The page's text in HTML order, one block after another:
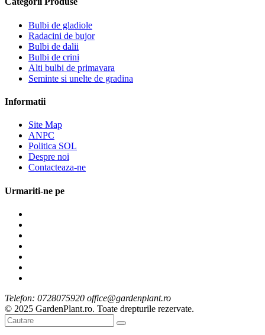
Bulbi de gladiole
Radacini de bujor
Bulbi de dalii
Bulbi de crini
Alti bulbi de primavara
Seminte si unelte de gradina
Informatii
Site Map
ANPC
Politica SOL
Despre noi
Contacteaza-ne
Urmariti-ne pe
Telefon: 0728075920 office@gardenplant.ro
© 2025 GardenPlant.ro. Toate drepturile rezervate.